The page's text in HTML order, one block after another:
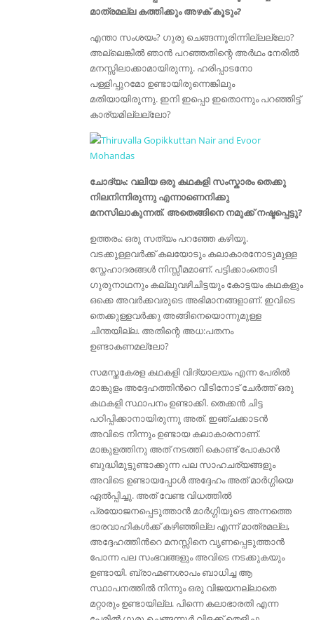
മാത്രമല്ല കത്തിക്കും അഴക്‌ കൂടും?
എന്താ സംശയം? ഗുരു ചെങ്ങന്നൂരിന്നില്ലല്ലോ?
അല്ലെങ്കിൽ ഞാൻ പറഞ്ഞതിന്റെ അർഥം നേരിൽ
മനസ്സിലാക്കാമായിരുന്നു. ഹരിപ്പാടനോ
പള്ളിപ്പുറമോ ഉണ്ടായിരുന്നെങ്കിലും
മതിയായിരുന്നു. ഇനി ഇപ്പൊ ഇതൊന്നും പറഞ്ഞിട്ട്
കാര്യമില്ലല്ലോ?
ചോദ്യം: വലിയ ഒരു കഥകളി സംസ്കാരം തെക്കു
നിലനിന്നിരുന്നു എന്നാണെനിക്കു
മനസിലാകുന്നത്. അതെങ്ങിനെ നമുക്ക് നഷ്ടപ്പെട്ടു?
ഉത്തരം: ഒരു സത്യം പറഞ്ഞേ കഴിയൂ.
വടക്കുള്ളവർക്ക് കലയോടും കലാകാരനോടുമുള്ള
സ്നേഹാദരങ്ങൾ നിസ്സീമമാണ്. പട്ടിക്കാംതൊടി
ഗുരുനാഥനും കല്ലുവഴിചിട്ടയും കോട്ടയം കഥകളും
ഒക്കെ അവർക്കവരുടെ അഭിമാനങ്ങളാണ്. ഇവിടെ
തെക്കുള്ളവർക്കു അങ്ങിനെയൊന്നുമുള്ള
ചിന്തയില്ല. അതിന്റെ അധ:പതനം
ഉണ്ടാകണമല്ലോ?
സമസ്തകേരള കഥകളി വിദ്യാലയം എന്ന പേരില്‍
മാങ്കുളം അദ്ദേഹത്തിന്‍റെ വീടിനോട് ചേര്‍ത്ത് ഒരു
കഥകളി സ്ഥാപനം ഉണ്ടാക്കി. തെക്കന്‍ ചിട്ട
പഠിപ്പിക്കാനായിരുന്നു അത്. ഇഞ്ചക്കാടന്‍
അവിടെ നിന്നും ഉണ്ടായ കലാകാരനാണ്.
മാങ്കുളത്തിനു അത് നടത്തി കൊണ്ട് പോകാൻ
ബുദ്ധിമുട്ടുണ്ടാക്കുന്ന പല സാഹചര്യങ്ങളും
അവിടെ ഉണ്ടായപ്പോള്‍ അദ്ദേഹം അത് മാർഗ്ഗിയെ
ഏല്‍പ്പിച്ചു. അത് വേണ്ട വിധത്തിൽ
പ്രയോജനപ്പെടുത്താൻ മാർഗ്ഗിയുടെ അന്നത്തെ
ഭാരവാഹികൾക്ക് കഴിഞ്ഞില്ല എന്ന് മാത്രമല്ല,
അദ്ദേഹത്തിൻറെ മനസ്സിനെ വൃണപ്പെടുത്താൻ
പോന്ന പല സംഭവങ്ങളും അവിടെ നടക്കുകയും
ഉണ്ടായി. ബ്രാഹ്മണശാപം ബാധിച്ച ആ
സ്ഥാപനത്തില്‍ നിന്നും ഒരു വിജയനല്ലാതെ
മറ്റാരും ഉണ്ടായില്ല. പിന്നെ കലാഭാരതി എന്ന